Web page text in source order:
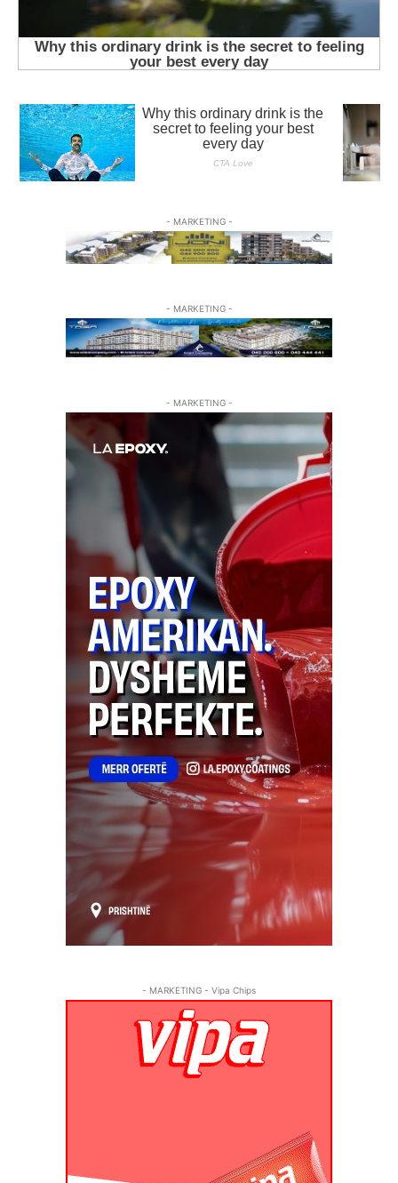
- MARKETING -
- MARKETING -
- MARKETING -
- MARKETING - Vipa Chips